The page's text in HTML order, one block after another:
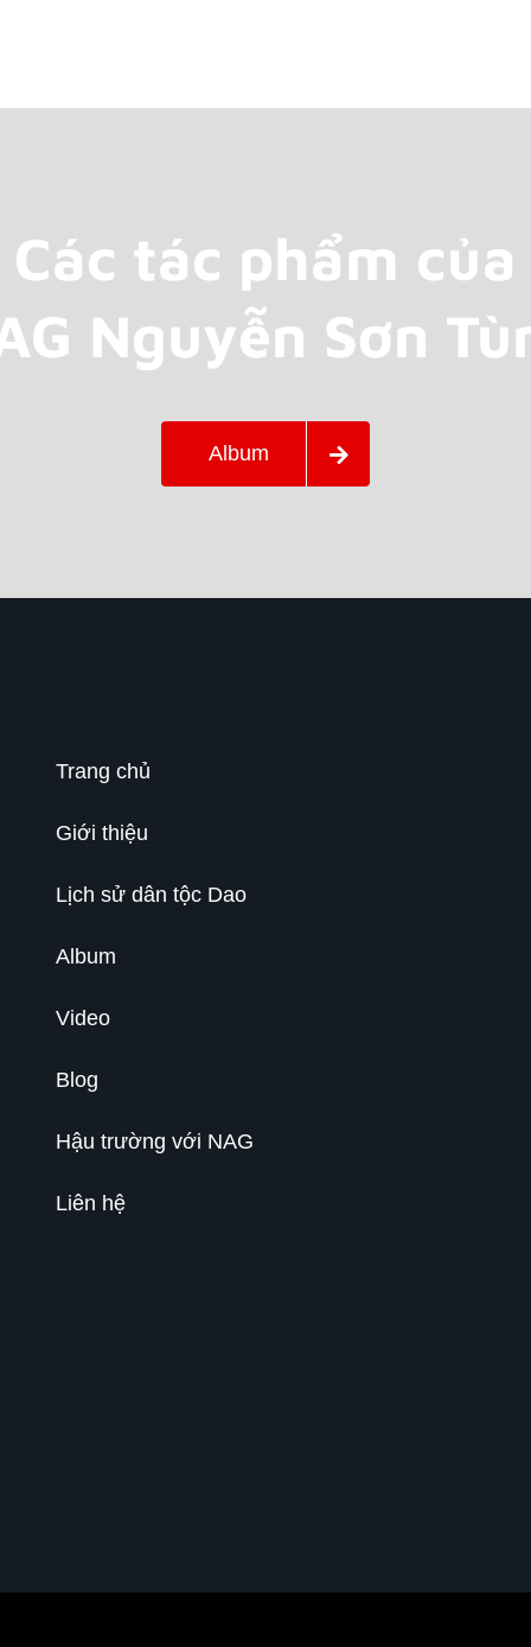
Các tác phẩm của
Nguyễn Sơn
Album
Trang chủ
Giới thiệu
Lịch sử dân tộc Dao
Album
Video
Blog
Hậu trường với NAG
Liên hệ